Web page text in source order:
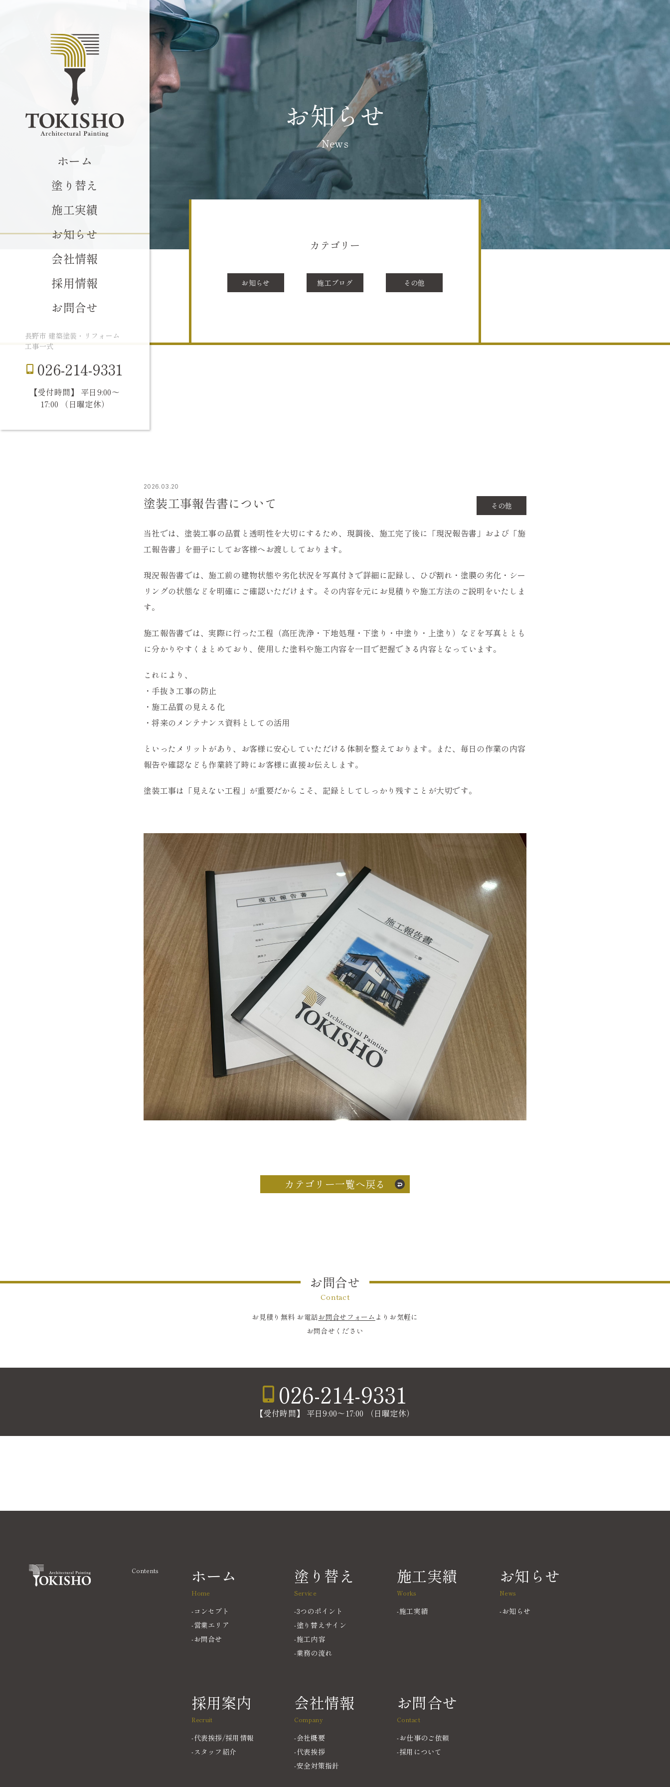
ホーム
塗り替え
施工実績
お知らせ
会社情報
採用情報
お問合せ
長野市 建築塗装・リフォーム
工事一式
026-214-9331
【受付時間】 平日9:00〜
17:00 （日曜定休）
お知らせ
News
カテゴリー
お知らせ 施工ブログ その他
2026.03.20
塗装工事報告書について その他
当社では、塗装工事の品質と透明性を大切にするため、現調後、施工完了後に「現況報告書」および「施
工報告書」を冊子にしてお客様へお渡ししております。
現況報告書では、施工前の建物状態や劣化状況を写真付きで詳細に記録し、ひび割れ・塗膜の劣化・シー
リングの状態などを明確にご確認いただけます。その内容を元にお見積りや施工方法のご説明をいたしま
す。
施工報告書では、実際に行った工程（高圧洗浄・下地処理・下塗り・中塗り・上塗り）などを写真ととも
に分かりやすくまとめており、使用した塗料や施工内容を一目で把握できる内容となっています。
これにより、
・手抜き工事の防止
・施工品質の見える化
・将来のメンテナンス資料としての活用
といったメリットがあり、お客様に安心していただける体制を整えております。また、毎日の作業の内容
報告や確認なども作業終了時にお客様に直接お伝えします。
塗装工事は「見えない工程」が重要だからこそ、記録としてしっかり残すことが大切です。
カテゴリー一覧へ戻る
お問合せ
Contact
お見積り無料 お電話お問合せフォーム よりお気軽に
お問合せください
026-214-9331
【受付時間】 平日9:00〜17:00 （日曜定休）
Contents ホーム
Home
コンセプト
営業エリア
お問合せ
塗り替え
Service
3つのポイント
塗り替えサイン
施工内容
業務の流れ
施工実績
Works
施工実績
お知らせ
News
お知らせ
採用案内
Recruit
代表挨拶/採用情報
スタッフ紹介
会社情報
Company
会社概要
代表挨拶
安全対策指針
お問合せ
Contact
お仕事のご依頼
採用について